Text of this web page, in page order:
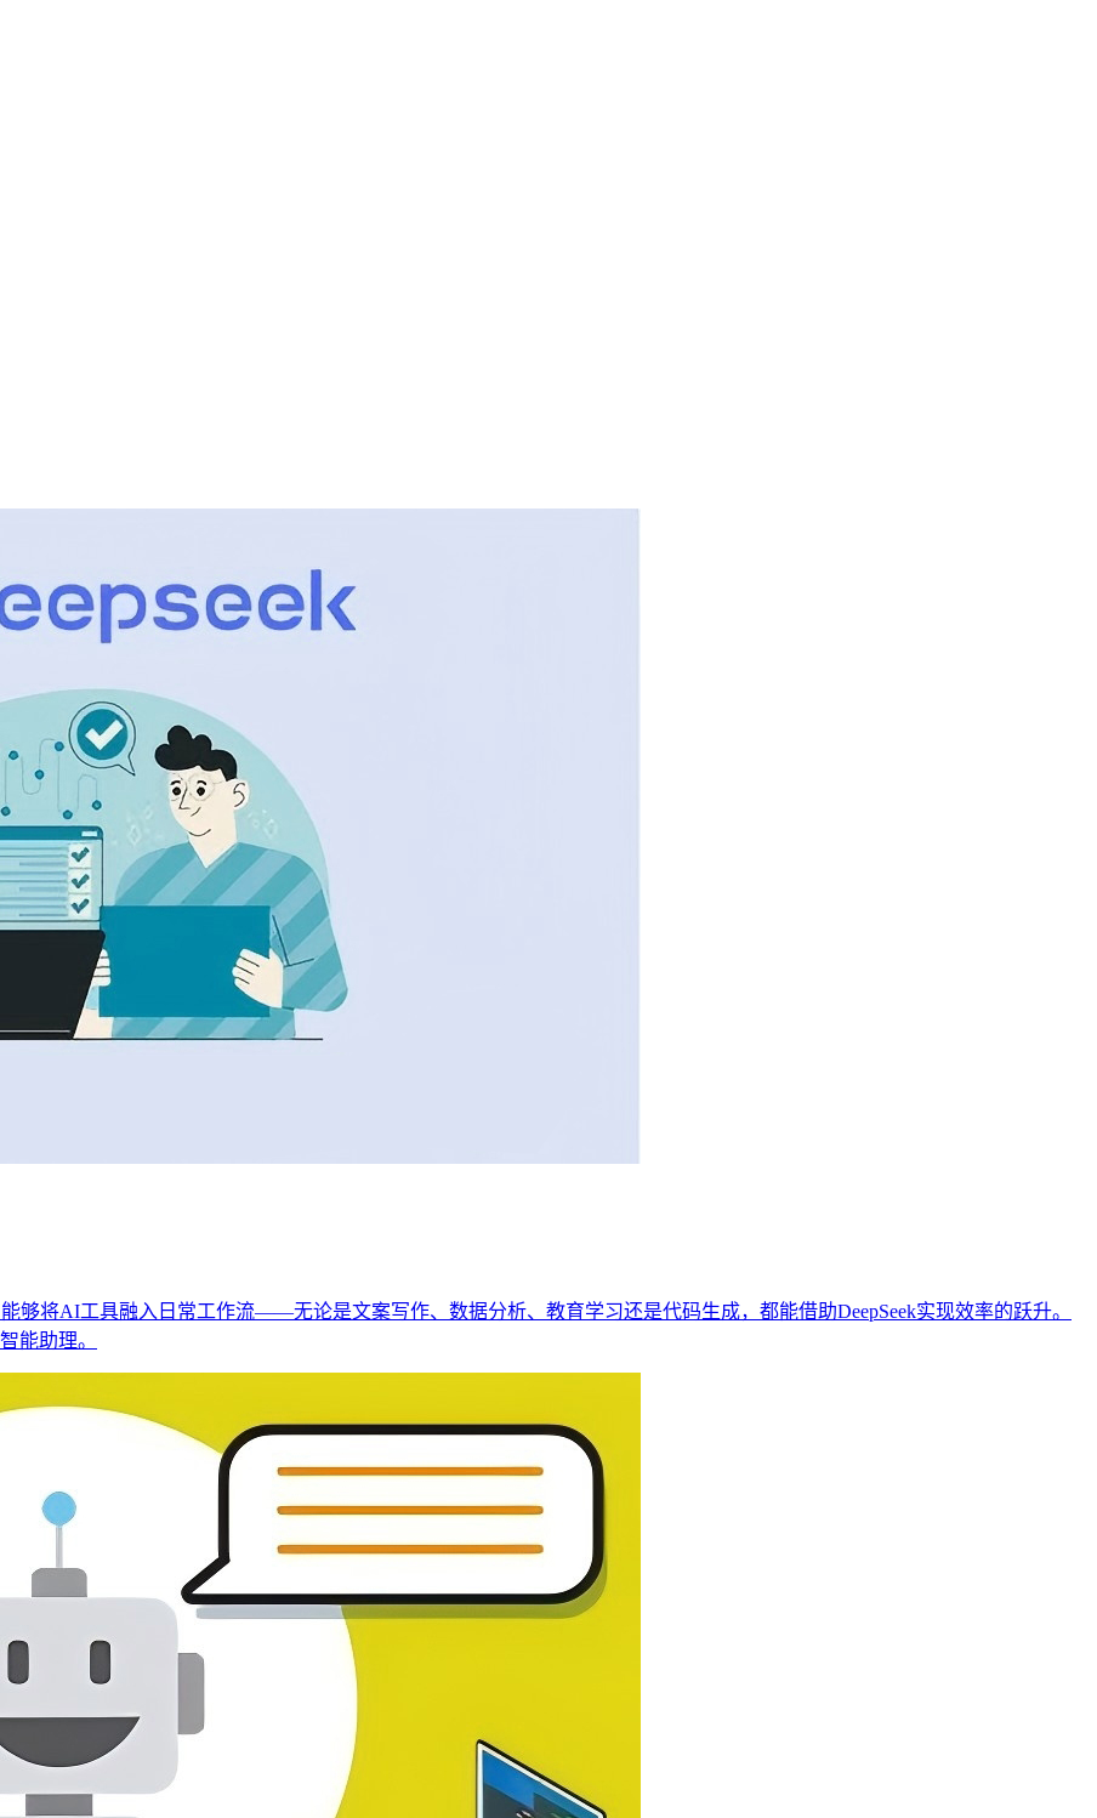
够将AI工具融入日常工作流——无论是文案写作、数据分析、教育学习还是代码生成，都能借助DeepSeek实现效率的跃升。
能助理。